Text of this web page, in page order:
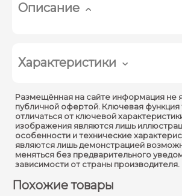
Описание
Характеристики
Выходная мощность : 5 Вт
Аккумулятор : 1500 мАч
Время воспроизведения
:
3-4 часа
Размещённая на сайте информация не
публичной офертой. Ключевая
отличаться от ключевой
изображения являются лишь
особенности и технические
являются лишь демонстрацией
меняться без предварительного
зависимости от страны производителя.
Похожие товары